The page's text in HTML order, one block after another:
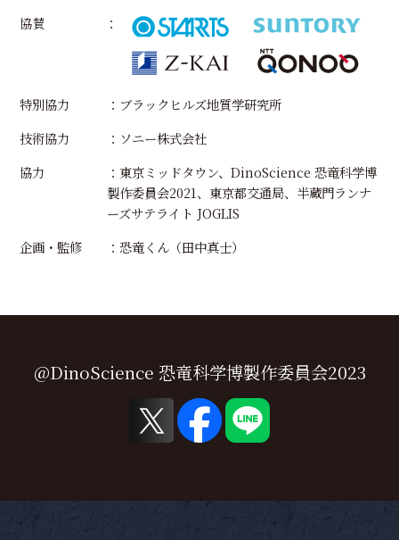
協賛
特別協力
：ブラックヒルズ地質学研究所
技術協力
：ソニー株式会社
協力
：東京ミッドタウン、DinoScience 恐竜科学博
製作委員会2021、東京都交通局、半蔵門ランナ
ーズサテライト JOGLIS
企画・監修
：恐竜くん（田中真士）
@DinoScience 恐竜科学博製作委員会2023